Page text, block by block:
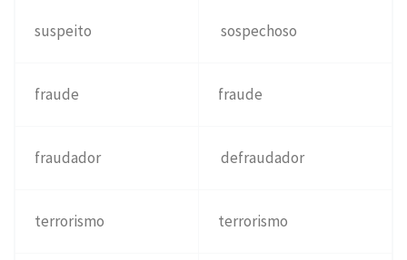
suspeito sospechoso
fraude fraude
fraudador defraudador
terrorismo terrorismo